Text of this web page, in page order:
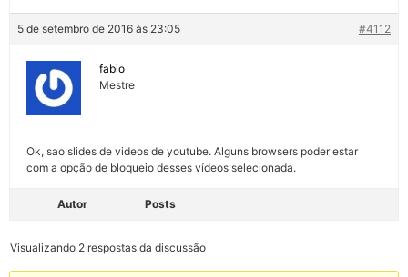
5 de setembro de 2016 às 23:05 #4112
fabio
Mestre
Ok, sao slides de videos de youtube. Alguns browsers poder estar
com a opção de bloqueio desses vídeos selecionada.
Autor Posts
Visualizando 2 respostas da discussão